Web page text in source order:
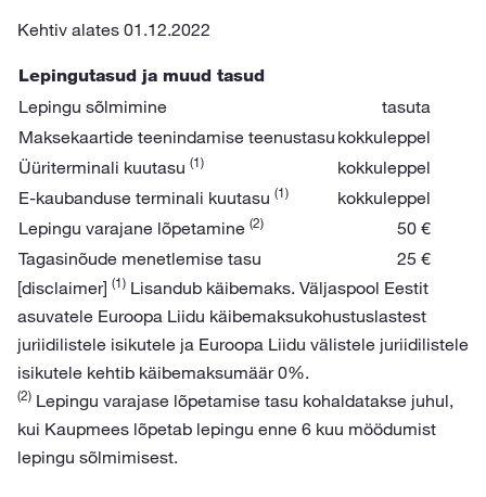
Kehtiv alates 01.12.2022
Lepingutasud ja muud tasud
Lepingu sõlmimine
tasuta
Maksekaartide teenindamise teenustasu kokkuleppel
Üüriterminali kuutasu (1)
kokkuleppel
E-kaubanduse terminali kuutasu (1)
kokkuleppel
Lepingu varajane lõpetamine (2)
50 €
Tagasinõude menetlemise tasu
25 €
[disclaimer] (1) Lisandub käibemaks. Väljaspool Eestit
asuvatele Euroopa Liidu käibemaksukohustuslastest
juriidilistele isikutele ja Euroopa Liidu välistele juriidilistele
isikutele kehtib käibemaksumäär 0%.
(2) Lepingu varajase lõpetamise tasu kohaldatakse juhul,
kui Kaupmees lõpetab lepingu enne 6 kuu möödumist
lepingu sõlmimisest.